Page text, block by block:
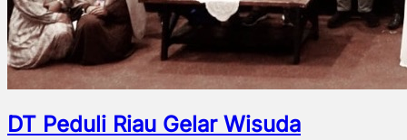
DT Peduli Riau Gelar Wisuda